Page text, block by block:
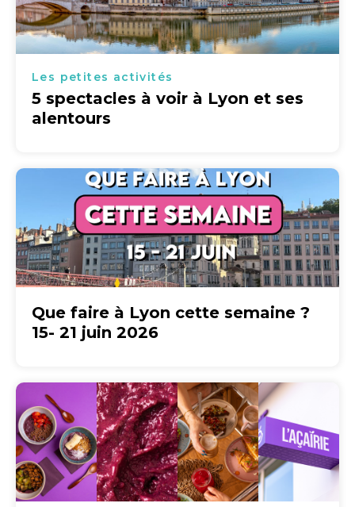
Les petites activités
5 spectacles à voir à Lyon et ses
alentours
Que faire à Lyon cette semaine ?
15- 21 juin 2026